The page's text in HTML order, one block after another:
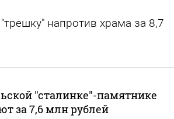
напротив храма за 8,7
"сталинке"-памятнике
за 7,6 млн рублей